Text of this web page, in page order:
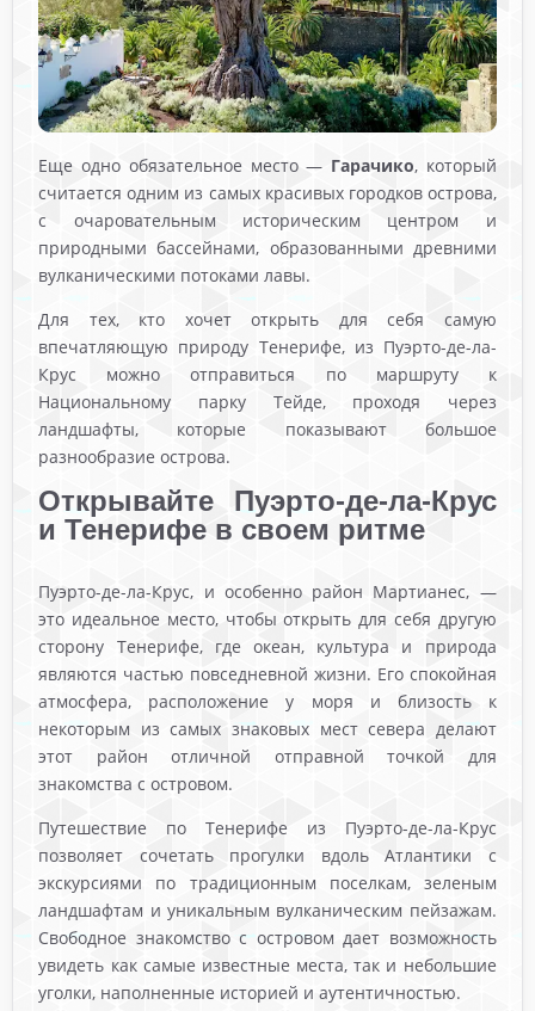
Еще одно обязательное место — Гарачико, который
считается одним из самых красивых городков острова,
с очаровательным историческим центром и
природными бассейнами, образованными древними
вулканическими потоками лавы.
Для тех, кто хочет открыть для себя самую
впечатляющую природу Тенерифе, из Пуэрто-де-ла-
Крус можно отправиться по маршруту к
Национальному парку Тейде, проходя через
ландшафты, которые показывают большое
разнообразие острова.
Открывайте Пуэрто-де-ла-Крус
и Тенерифе в своем ритме
Пуэрто-де-ла-Крус, и особенно район Мартианес, —
это идеальное место, чтобы открыть для себя другую
сторону Тенерифе, где океан, культура и природа
являются частью повседневной жизни. Его спокойная
атмосфера, расположение у моря и близость к
некоторым из самых знаковых мест севера делают
этот район отличной отправной точкой для
знакомства с островом.
Путешествие по Тенерифе из Пуэрто-де-ла-Крус
позволяет сочетать прогулки вдоль Атлантики с
экскурсиями по традиционным поселкам, зеленым
ландшафтам и уникальным вулканическим пейзажам.
Свободное знакомство с островом дает возможность
увидеть как самые известные места, так и небольшие
уголки, наполненные историей и аутентичностью.